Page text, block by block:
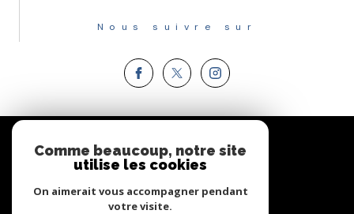
Nous suivre sur
PROPRIÉTAIRE
Se connecter
Comme beaucoup, notre site
utilise les cookies
On aimerait vous accompagner pendant
votre visite.